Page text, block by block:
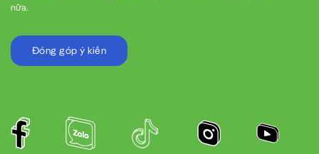
nữa.
Đóng góp ý kiến